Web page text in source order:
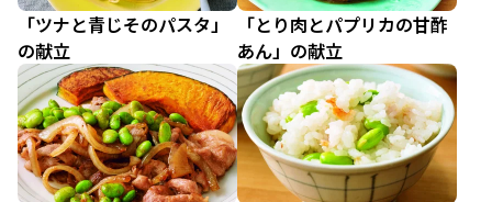
「ツナと青じそのパスタ」
の献立
「とり肉とパプリカの甘酢
あん」の献立